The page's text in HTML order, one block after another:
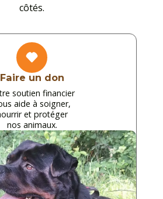
côtés.

Faire un don
soutien financier
aide à soigner,
et protéger
nos animaux.